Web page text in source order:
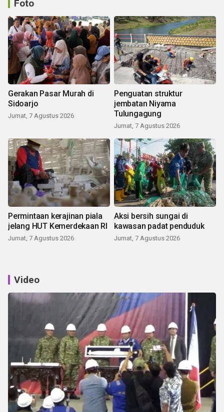
Foto
Gerakan Pasar Murah di
Sidoarjo
Jumat, 7 Agustus 2026
Penguatan struktur
jembatan Niyama
Tulungagung
Jumat, 7 Agustus 2026
Permintaan kerajinan piala
jelang HUT Kemerdekaan RI
Jumat, 7 Agustus 2026
Aksi bersih sungai di
kawasan padat penduduk
Jumat, 7 Agustus 2026
Video